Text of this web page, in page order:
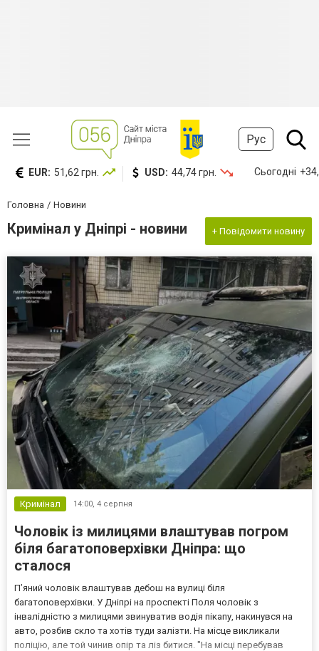
Рус
EUR: 51,62 грн. USD: 44,74 грн. Сьогодні
Головна Новини
Кримінал у Дніпрі - новини + Повідомити новину
Кримінал 14:00, 4 серпня
Чоловік із милицями влаштував погром
біля багатоповерхівки Дніпра: що
сталося
Пʼяний чоловік влаштував дебош на вулиці біля
багатоповерхівки. У Дніпрі на проспекті Поля чоловік з
інвалідністю з милицями звинуватив водія пікапу, накинувся на
авто, розбив скло та хотів туди залізти. На місце викликали
поліцію, але той чинив опір та ліз битися. "На місці перебував